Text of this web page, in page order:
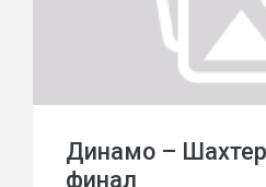
Динамо –
финал